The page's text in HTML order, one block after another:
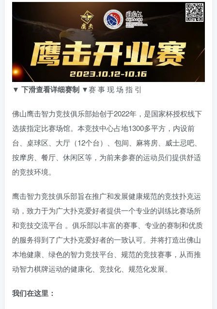
▼ 下滑查看详细赛制 ▼赛 事 现 场 指 引
佛山鹰击智力竞技俱乐部始创于2022年，是国家杯授权线下
选拔指定比赛场馆。本竞技中心占地1300多平方，内设前
台、桌球区、大厅（12个台）、包间、麻将房、威士忌吧、
按摩房、餐厅、休闲区等，为前来参赛的运动员们提供舒适
的竞技环境。
鹰击智力竞技俱乐部旨在推广和发展健康规范的竞技扑克运
动，致力于为广大扑克爱好者提供一个专业的训练比赛场所
和竞技交流平台 。俱乐部以丰富的赛事、专业的赛制和优质
的服务得到了广大扑克爱好者的一致认可。并将打造出佛山
本地健康、绿色的智力竞技平台、规范的竞技赛事，从而推
动智力棋牌运动的健康化、竞技化、规范化发展。
我们在这里：